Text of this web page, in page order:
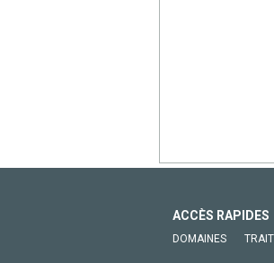
ACCÈS RAPIDES
DOMAINES